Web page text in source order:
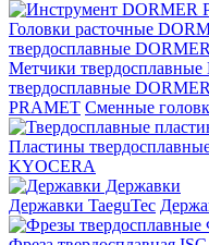
Головки расточные
твердосплавные
Метчики
твердосплавные
PRAMET Сменные
Пластины
KYOCERA
Державки
Державки TaeguTec